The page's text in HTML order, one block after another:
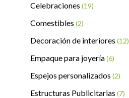
Celebraciones (19)
Comestibles (2)
Decoración de interiores (12)
Empaque para joyería(6)
Espejos personalizados (2)
Estructuras Publicitarias (7)